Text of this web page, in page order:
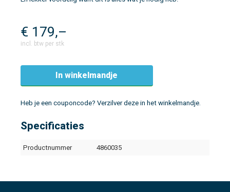
€ 179,–
incl. btw per stk
In winkelmandje
Heb je een couponcode? Verzilver deze in het winkelmandje.
Specificaties
Productnummer 4860035